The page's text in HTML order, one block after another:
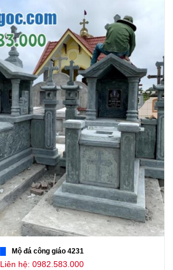
Mộ đá công giáo 4231
Liên hệ: 0982.583.000